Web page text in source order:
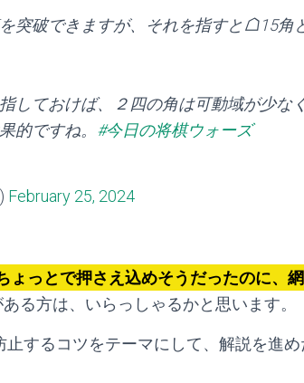
突破できますが、それを指すと☖15角
しておけば、２四の角は可動域が少な
的ですね。 #今日の将棋ウォーズ
February 25, 2024
ょっとで押さえ込めそうだったのに、
る方は、いらっしゃるかと思います。
するコツをテーマにして、解説を進め